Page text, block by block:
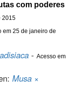
com poderes
2015
em 25 de janeiro de
- Acesso em
Musa ×